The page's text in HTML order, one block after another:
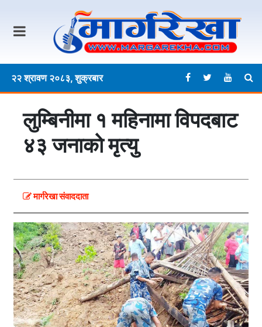
२२ श्रावण २०८३, शुक्रबार
लुम्बिनीमा १ महिनामा विपदबाट
४३ जनाकाे मृत्यु
मार्गरेखा संवाददाता